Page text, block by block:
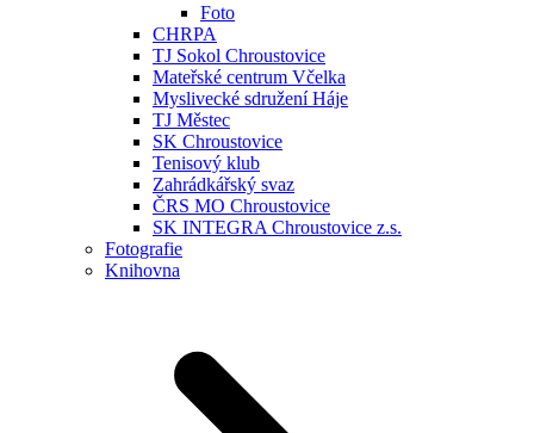
Foto
CHRPA
TJ Sokol Chroustovice
Mateřské centrum Včelka
Myslivecké sdružení Háje
TJ Městec
SK Chroustovice
Tenisový klub
Zahrádkářský svaz
ČRS MO Chroustovice
SK INTEGRA Chroustovice z.s.
Fotografie
Knihovna